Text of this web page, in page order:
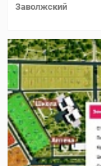
Заволжский